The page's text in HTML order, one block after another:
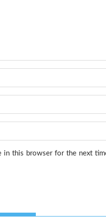
in this browser for the next